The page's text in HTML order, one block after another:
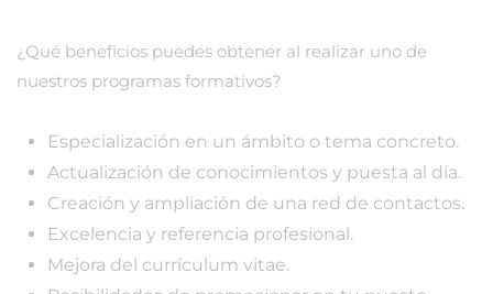
¿Qué beneficios puedes obtener al realizar uno de
nuestros programas formativos?
Especialización en un ámbito o tema concreto.
Actualización de conocimientos y puesta al día.
Creación y ampliación de una red de contactos.
Excelencia y referencia profesional.
Mejora del currículum vitae.